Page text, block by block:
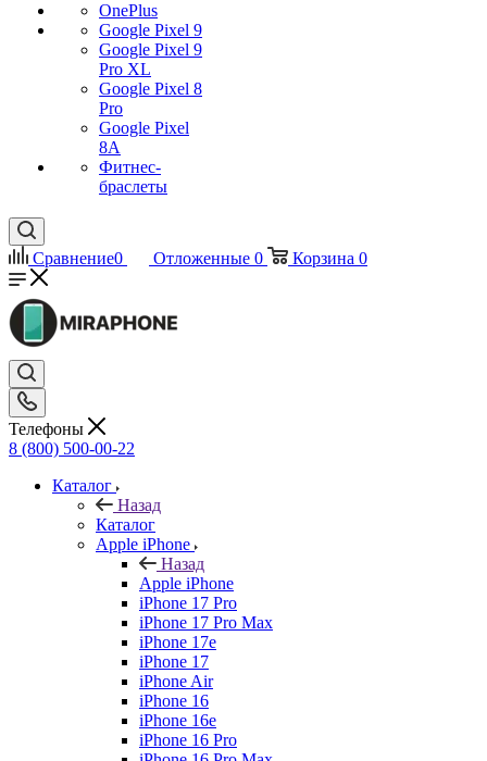
OnePlus
Google Pixel 9
Google Pixel 9
Pro XL
Google Pixel 8
Pro
Google Pixel
8A
Фитнес-
браслеты
Сравнение0 Отложенные 0 Корзина 0
Телефоны
8 (800) 500-00-22
Каталог
Назад
Каталог
Apple iPhone
Назад
Apple iPhone
iPhone 17 Pro
iPhone 17 Pro Max
iPhone 17e
iPhone 17
iPhone Air
iPhone 16
iPhone 16e
iPhone 16 Pro